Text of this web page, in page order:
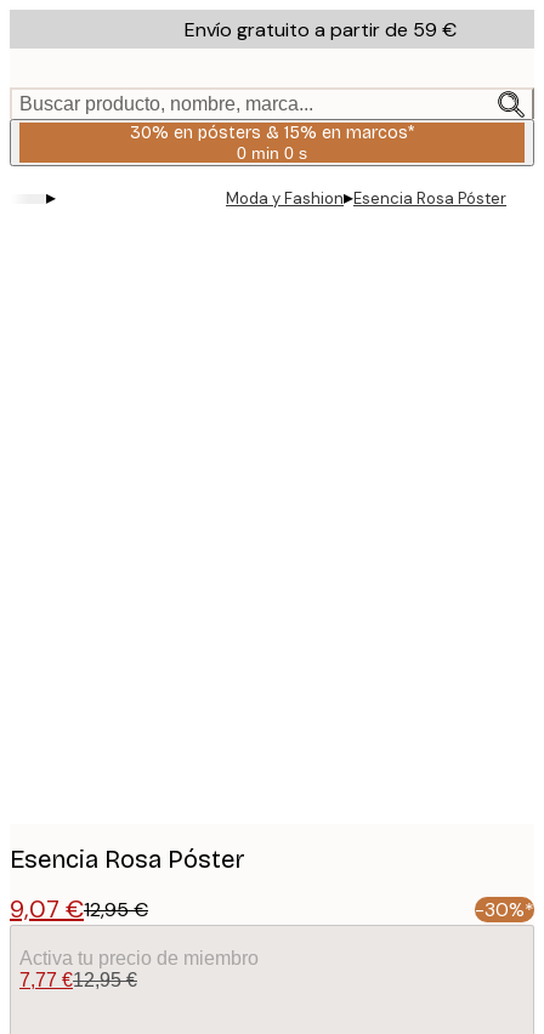
to
content.
Envío gratuito a partir de 59 €
Buscar producto, nombre, marca...
30% en pósters & 15% en marcos*
0 min 0 s
Válido
2026-
▸ Moda y Fashion▸Esencia Rosa Póster
Esencia Rosa Póster
9,07 €12,95 € -30%*
Activa tu precio de miembro
7,77 €12,95 €